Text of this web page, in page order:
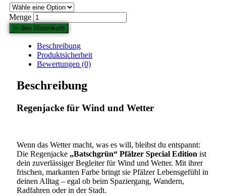
Regenjacke
„Batschgrün“
Pfälzer
Special
Edition
für
Damen
Menge
In den Warenkorb
Beschreibung
Produktsicherheit
Bewertungen (0)
Beschreibung
Regenjacke für Wind und Wetter
Wenn das Wetter macht, was es will, bleibst du entspannt:
Die Regenjacke „Batschgrün“ Pfälzer Special Edition ist
dein zuverlässiger Begleiter für Wind und Wetter. Mit ihrer
frischen, markanten Farbe bringt sie Pfälzer Lebensgefühl in
deinen Alltag – egal ob beim Spaziergang, Wandern,
Radfahren oder in der Stadt.